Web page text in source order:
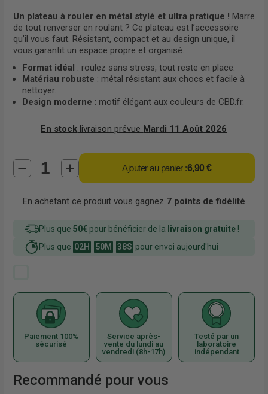
(37 avis)
Un plateau à rouler en métal stylé et ultra pratique ! Marre
de tout renverser en roulant ? Ce plateau est l’accessoire
qu’il vous faut. Résistant, compact et au design unique, il
vous garantit un espace propre et organisé.
Format idéal : roulez sans stress, tout reste en place.
Matériau robuste : métal résistant aux chocs et facile à
nettoyer.
Design moderne : motif élégant aux couleurs de CBD.fr.
En stock livraison prévue Mardi 11 Août 2026
Ajouter au panier :6,90 €
En achetant ce produit vous gagnez 7 points de fidélité
Plus que 50€pour bénéficier de la livraison gratuite!
Plus que 02H 50M 38S pour envoi aujourd'hui
Paiement 100%
sécurisé
Service après-
vente du lundi au
vendredi (8h-17h)
Testé par un
laboratoire
indépendant
Recommandé pour vous